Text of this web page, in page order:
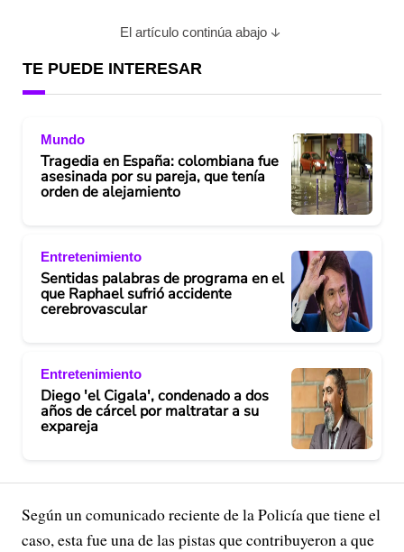
El artículo continúa abajo
TE PUEDE INTERESAR
Mundo
Tragedia en España: colombiana fue
asesinada por su pareja, que tenía
orden de alejamiento
Entretenimiento
Sentidas palabras de programa en el
que Raphael sufrió accidente
cerebrovascular
Entretenimiento
Diego 'el Cigala', condenado a dos
años de cárcel por maltratar a su
expareja
Según un comunicado reciente de la Policía que tiene el
caso, esta fue una de las pistas que contribuyeron a que